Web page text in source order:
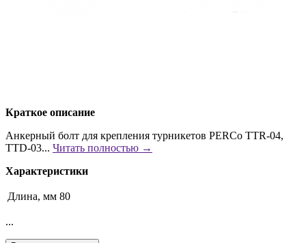
Краткое описание
Анкерный болт для крепления турникетов PERCo TTR-04,
TTD-03... Читать полностью →
Характеристики
Длина, мм 80
...